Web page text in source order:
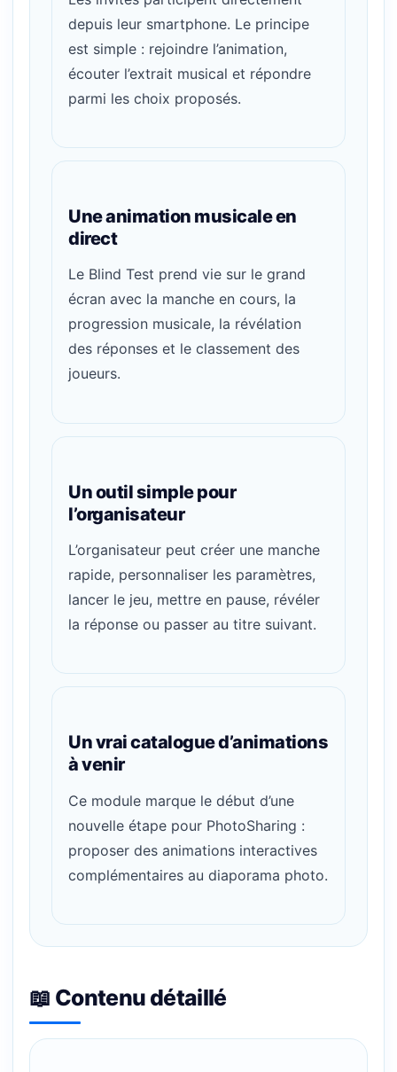
depuis leur smartphone. Le principe
est simple : rejoindre l’animation,
écouter l’extrait musical et répondre
parmi les choix proposés.
Une animation musicale en
direct
Le Blind Test prend vie sur le grand
écran avec la manche en cours, la
progression musicale, la révélation
des réponses et le classement des
joueurs.
Un outil simple pour
l’organisateur
L’organisateur peut créer une manche
rapide, personnaliser les paramètres,
lancer le jeu, mettre en pause, révéler
la réponse ou passer au titre suivant.
Un vrai catalogue d’animations
à venir
Ce module marque le début d’une
nouvelle étape pour PhotoSharing :
proposer des animations interactives
complémentaires au diaporama photo.
📖 Contenu détaillé